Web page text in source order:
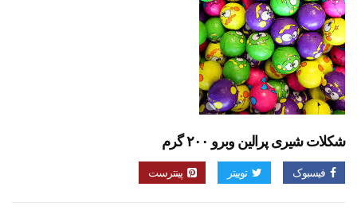
شکلات شیری پرالین وبرو ۲۰۰ گرم
فیسبوک توییتر پینترست